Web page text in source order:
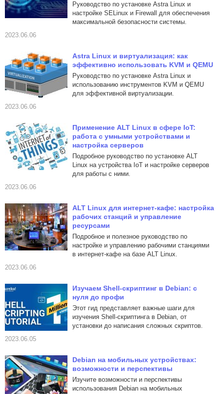
Руководство по установке Astra Linux и
настройке SELinux и Firewall для обеспечения
максимальной безопасности системы.
2023.06.06
Astra Linux и виртуализация: как
эффективно использовать KVM и QEMU
Руководство по установке Astra Linux и
использованию инструментов KVM и QEMU
для эффективной виртуализации.
2023.06.06
Применение ALT Linux в сфере IoT:
работа с умными устройствами и
настройка серверов
Подробное руководство по установке ALT
Linux на устройства IoT и настройке серверов
для работы с ними.
2023.06.06
ALT Linux для интернет-кафе: настройка
рабочих станций и управление
ресурсами
Подробное и полезное руководство по
настройке и управлению рабочими станциями
в интернет-кафе на базе ALT Linux.
2023.06.06
Изучаем Shell-скриптинг в Debian: с
нуля до профи
Этот гид представляет важные шаги для
изучения Shell-скриптинга в Debian, от
установки до написания сложных скриптов.
2023.06.05
Debian на мобильных устройствах:
возможности и перспективы
Изучите возможности и перспективы
использования Debian на мобильных